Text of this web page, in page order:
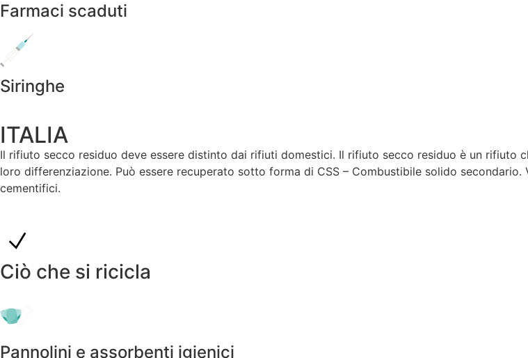
Farmaci scaduti
Siringhe
ITALIA
Il rifiuto secco residuo deve essere distinto dai rifiuti domestici. Il rifiuto secco residuo è un rifiuto
loro differenziazione. Può essere recuperato sotto forma di CSS – Combustibile solido
cementifici.
Ciò che si ricicla
Pannolini e assorbenti igienici